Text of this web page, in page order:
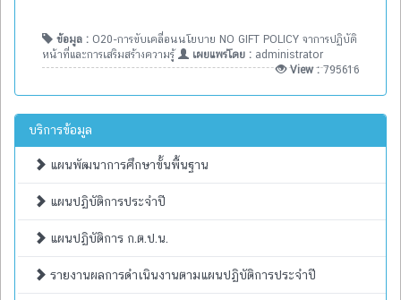
ข้อมูล : O20-การขับเคลื่อนนโยบาย NO GIFT POLICY จาการปฏิบัติ
หน้าที่และการเสริมสร้างความรู้
เผยแพร่โดย : administrator
View :795616
บริการข้อมูล
แผนพัฒนาการศึกษาขั้นพื้นฐาน
แผนปฏิบัติการประจำปี
แผนปฏิบัติการ ก.ต.ป.น.
รายงานผลการดำเนินงานตามแผนปฏิบัติการประจำปี